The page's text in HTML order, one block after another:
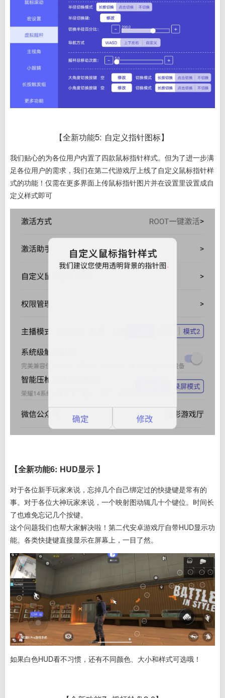
【全新功能5: 自定义指针图标】
我们贴心的为各位用户内置了四款鼠标指针样式。但为了进一步满
足各位用户的需求，我们在第二代游戏厅上线了自定义鼠标指针样
式的功能！仅需在更多界面上传鼠标指针图片并在设置里设置成自
定义样式即可
【全新功能6: HUD显示 】
对于各位新手玩家来说，忘掉几个自己绑定过的快捷键是常有的
事。对于各位大神玩家来说，一个映射图动辄几十个键位。时间长
了也难免忘记几个按键。
这个问题我们也帮大家解决啦！第二代安卓游戏厅自带HUD显示功
能。各类快捷键直接显示在屏幕上，一目了然。
如果白色HUD看不习惯，还有不同颜色、大小和样式可选哦！